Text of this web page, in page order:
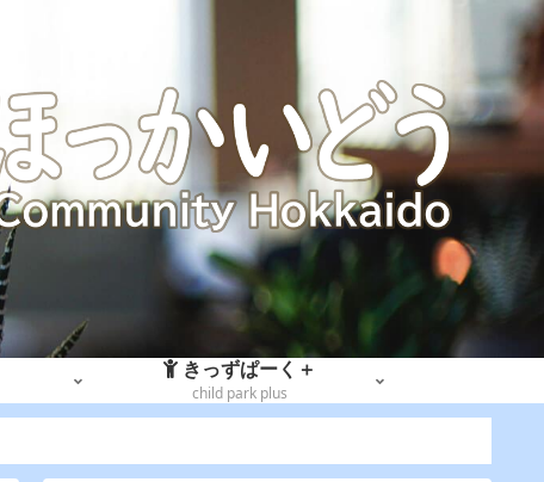
きっずぱーく＋
child park plus